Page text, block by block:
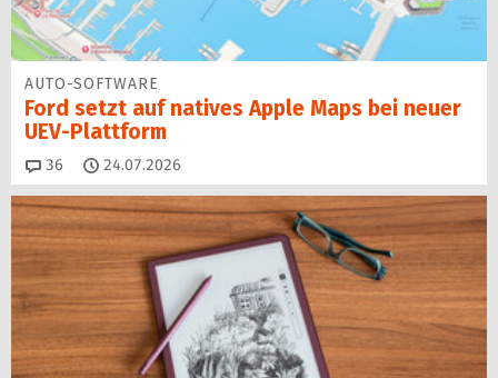
AUTO-SOFTWARE
Ford setzt auf natives Apple Maps bei neuer
UEV-Plattform
36 Kommentare
24.07.2026